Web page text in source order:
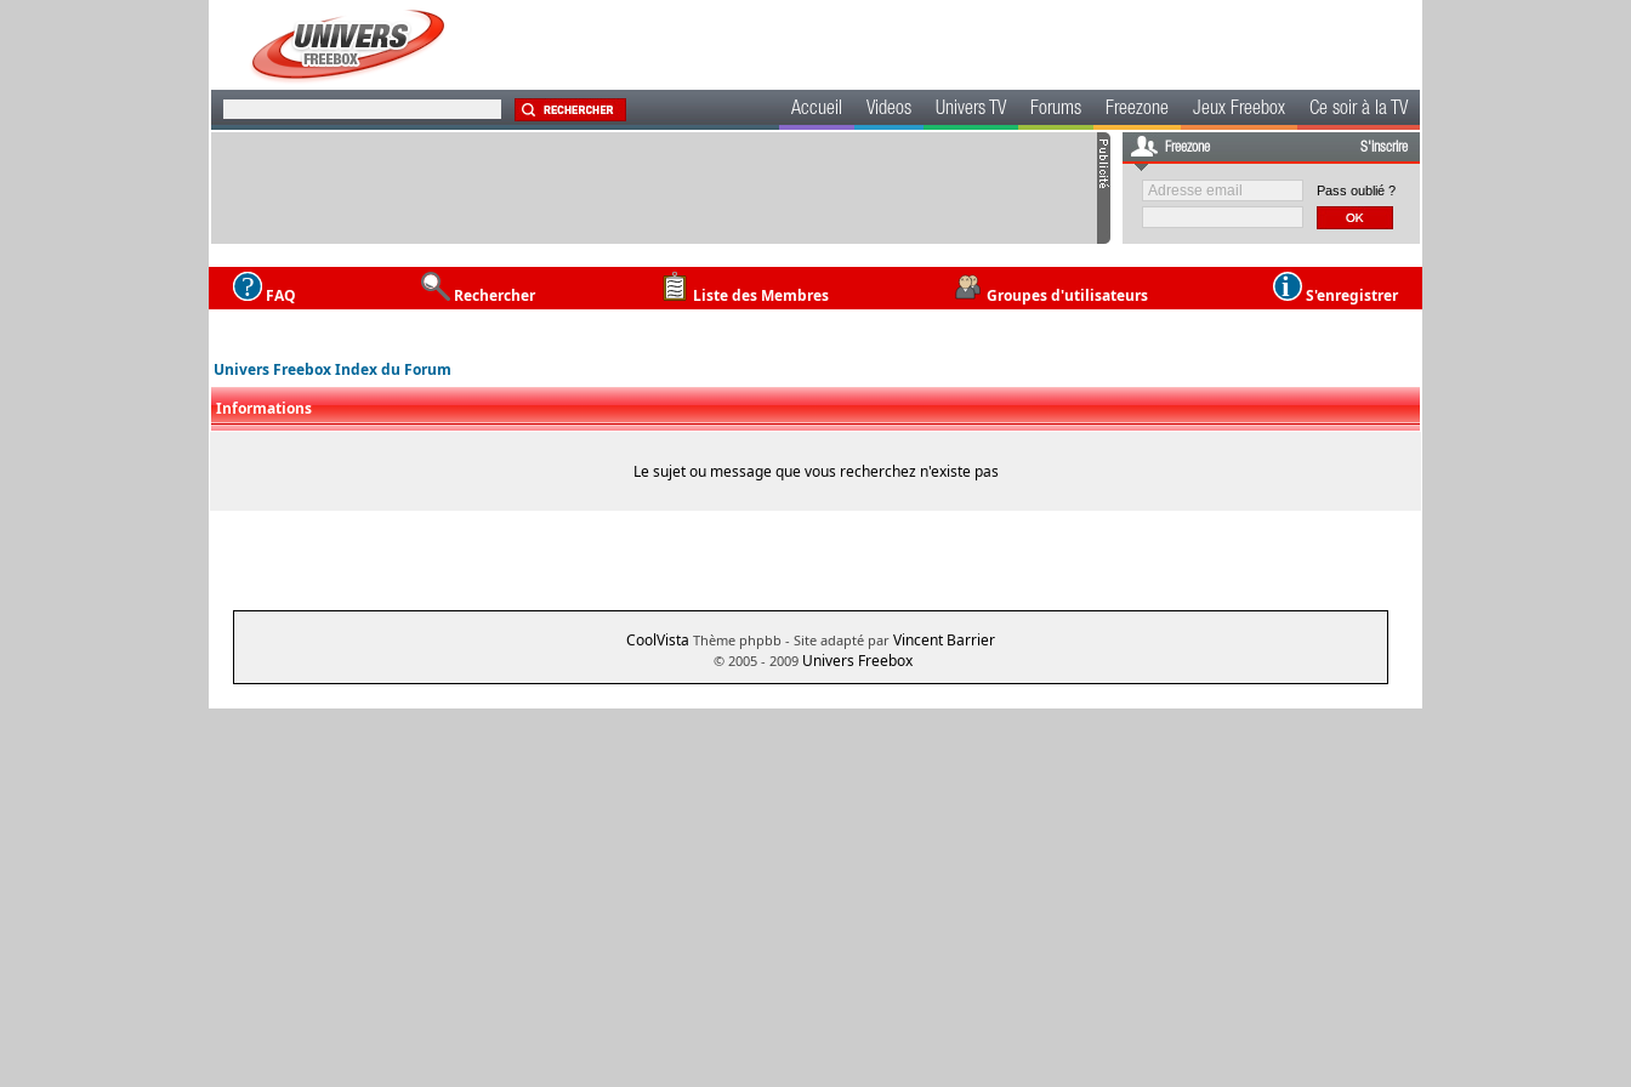
Accueil Videos Univers TV Forums Freezone Jeux Freebox Ce soir à la TV
Freezone S'inscrire
Pass oublié ?
FAQ Rechercher Liste des Membres Groupes d'utilisateurs S'enregistrer
Univers Freebox Index du Forum
Informations
Le sujet ou message que vous recherchez n'existe pas
CoolVista Thème phpbb - Site adapté par Vincent Barrier
© 2005 - 2009 Univers Freebox